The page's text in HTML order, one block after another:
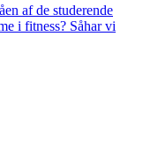
af de studerende
i fitness? Såhar vi